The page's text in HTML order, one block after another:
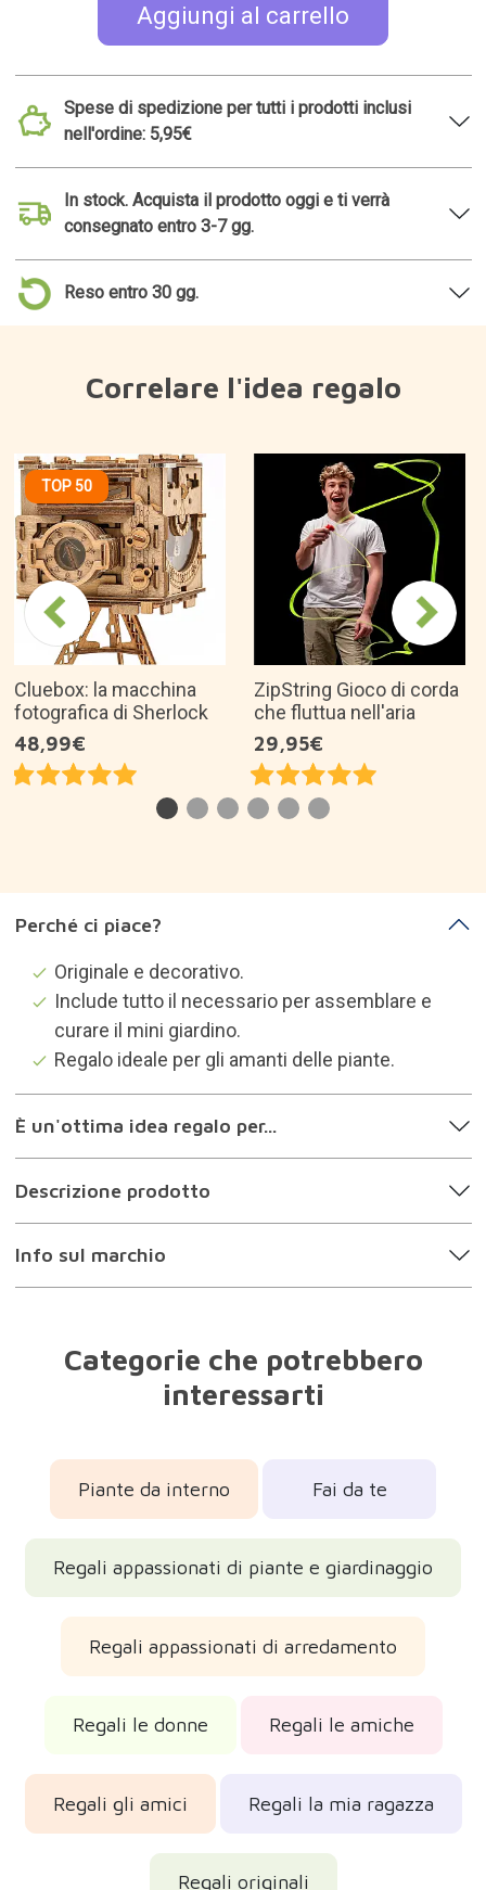
Aggiungi al carrello
Spese di spedizione per tutti i prodotti inclusi
nell'ordine: 5,95€
In stock. Acquista il prodotto oggi e ti verrà
consegnato entro 3-7 gg.
Reso entro 30 gg.
Correlare l'idea regalo
TOP 50
Cluebox: la macchina
fotografica di Sherlock
48,99€
ZipString Gioco di corda
che fluttua nell'aria
29,95€
Perché ci piace?
Originale e decorativo.
Include tutto il necessario per assemblare e
curare il mini giardino.
Regalo ideale per gli amanti delle piante.
È un'ottima idea regalo per...
Descrizione prodotto
Info sul marchio
Categorie che potrebbero
interessarti
Piante da interno Fai da te
Regali appassionati di piante e giardinaggio
Regali appassionati di arredamento
Regali le donne Regali le amiche
Regali gli amici Regali la mia ragazza
Regali originali